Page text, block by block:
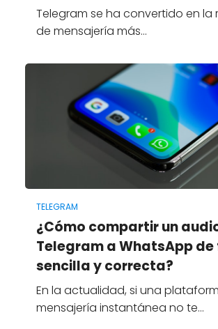
Telegram se ha convertido en la
de mensajería más…
TELEGRAM
¿Cómo compartir un
Telegram a WhatsApp
sencilla y correcta?
En la actualidad, si una
mensajería instantánea no te…